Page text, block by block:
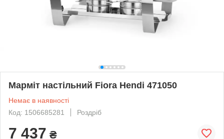
Марміт настільний Fiora Hendi 471050
Немає в наявності
Код: 1506685281
Роздріб
7 437 ₴